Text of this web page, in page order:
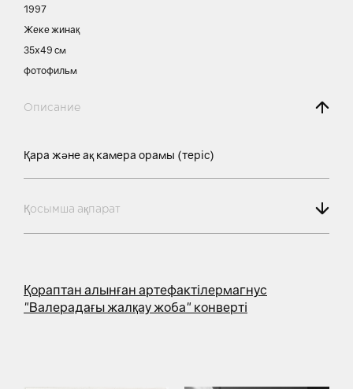
1997
Жеке жинақ
35х49 см
фотофильм
Описание
Қара және ақ камера орамы (теріс)
Қосымша ақпарат
Қораптан алынған артефактілермагнус
"Валерадағы жалқау жоба" конверті